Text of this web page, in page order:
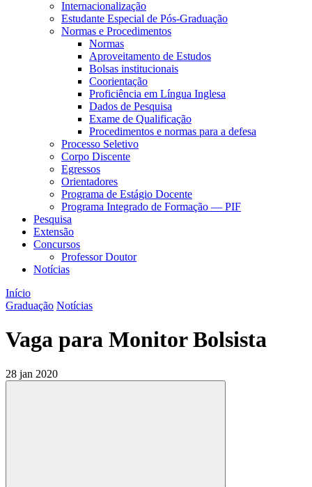
Internacionalização
Estudante Especial de Pós-Graduação
Normas e Procedimentos
Normas
Aproveitamento de Estudos
Bolsas institucionais
Coorientação
Proficiência em Língua Inglesa
Dados de Pesquisa
Exame de Qualificação
Procedimentos e normas para a defesa
Processo Seletivo
Corpo Discente
Egressos
Orientadores
Programa de Estágio Docente
Programa Integrado de Formação — PIF
Pesquisa
Extensão
Concursos
Professor Doutor
Notícias
Início
Graduação Notícias
Vaga para Monitor Bolsista
28 jan 2020